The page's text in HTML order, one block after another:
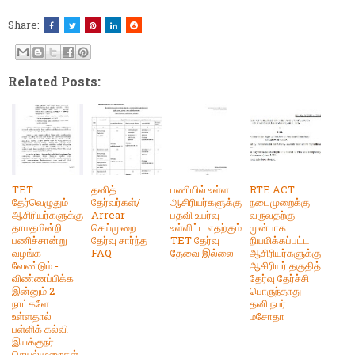
Share:
Related Posts:
TET
தேர்வெழுதும்
ஆசிரியர்களுக்கு
தாமதமின்றி
பணிச்சான்று
வழங்க
வேண்டும் -
விண்ணப்பிக்க
இன்னும் 2
நாட்களே
உள்ளதால்
பள்ளிக் கல்வி
இயக்குநர்
தனித்
தேர்வர்கள்/
Arrear
செய்முறை
தேர்வு சார்ந்த
FAQ
பணியில் உள்ள
ஆசிரியர்களுக்கு
பதவி உயர்வு
உள்ளிட்ட எதற்கும்
TET தேர்வு
தேவை இல்லை
RTE ACT
நடைமுறைக்கு
வருவதற்கு
முன்பாக
நியமிக்கப்பட்ட
ஆசிரியர்களுக்கு
ஆசிரியர் தகுதித்
தேர்வு தேர்ச்சி
பொருந்தாது -
தனி நபர்
மசோதா